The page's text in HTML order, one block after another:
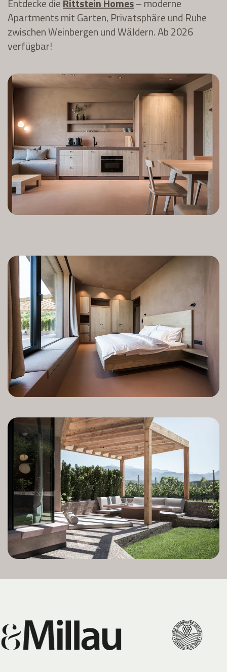
Entdecke dieRittstein Homes– moderne
Apartments mit Garten, Privatsphäre und Ruhe
zwischen Weinbergen und Wäldern. Ab 2026
verfügbar!